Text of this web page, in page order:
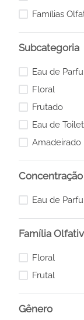
Famílias
Subcategoria
Eau de
Floral
Frutado
Eau de
Amadeirado
Concentração
Eau de
Família
Floral
Frutal
Gênero